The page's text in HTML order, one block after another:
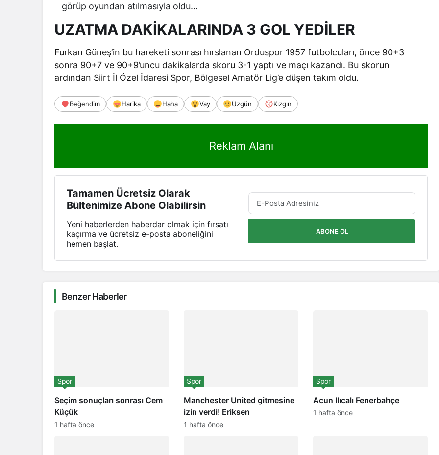
görüp oyundan atılmasıyla oldu…
UZATMA DAKİKALARINDA 3 GOL YEDİLER
Furkan Güneş’in bu hareketi sonrası hırslanan Orduspor 1957 futbolcuları, önce 90+3
sonra 90+7 ve 90+9’uncu dakikalarda skoru 3-1 yaptı ve maçı kazandı. Bu skorun
ardından Siirt İl Özel İdaresi Spor, Bölgesel Amatör Lig’e düşen takım oldu.
Beğendim Harika Haha Vay Üzgün Kızgın
Reklam Alanı
Tamamen Ücretsiz Olarak
Bültenimize Abone Olabilirsin
Yeni haberlerden haberdar olmak için fırsatı
kaçırma ve ücretsiz e-posta aboneliğini
hemen başlat.
ABONE OL
Benzer Haberler
Seçim sonuçları sonrası Cem
Küçük
Spor
1 hafta önce
Manchester United gitmesine
izin verdi! Eriksen
Spor
1 hafta önce
Acun Ilıcalı Fenerbahçe
Spor
1 hafta önce